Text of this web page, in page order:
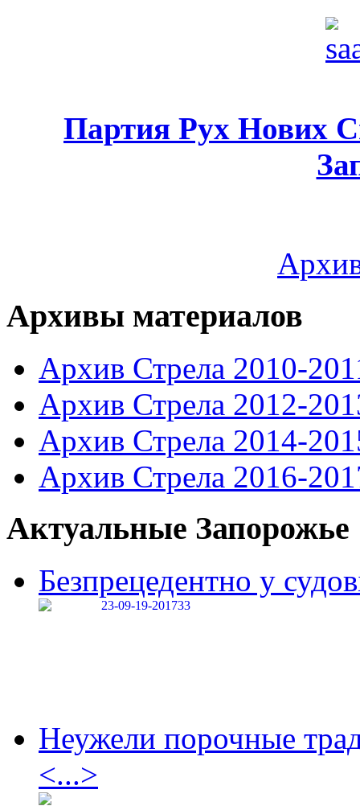
Партия Рух Нових
Архивы материалов
Архив Стрела 2010-
Архив Стрела 2012-
Архив Стрела 2014-
Архив Стрела 2016-
Актуальные Запорожье
Безпрецедентно у
Неужели порочные
<...>